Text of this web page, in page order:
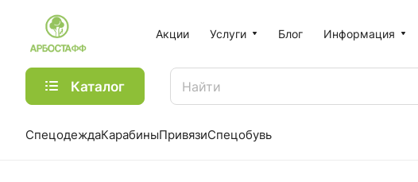
Акции Услуги Блог Информация
Каталог
СпецодеждаКарабиныПривязиСпецобувь